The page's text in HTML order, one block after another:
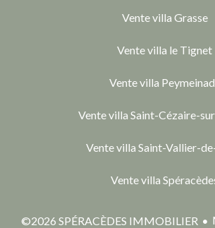
Vente villa Grasse
Vente villa le Tignet
Vente villa
Vente villa Saint-Cézaire-
Vente villa Saint-Vallier-
Vente villa
©2026 SPÉRACÈDES IMMOBILIER